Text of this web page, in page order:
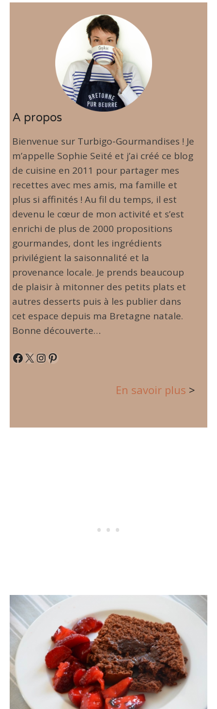
A propos
Bienvenue sur Turbigo-Gourmandises ! Je
m’appelle Sophie Seïté et j’ai créé ce blog
de cuisine en 2011 pour partager mes
recettes avec mes amis, ma famille et
plus si affinités ! Au fil du temps, il est
devenu le cœur de mon activité et s’est
enrichi de plus de 2000 propositions
gourmandes, dont les ingrédients
privilégient la saisonnalité et la
provenance locale. Je prends beaucoup
de plaisir à mitonner des petits plats et
autres desserts puis à les publier dans
cet espace depuis ma Bretagne natale.
Bonne découverte…
Facebook X InstagramPinterest
En savoir plus >